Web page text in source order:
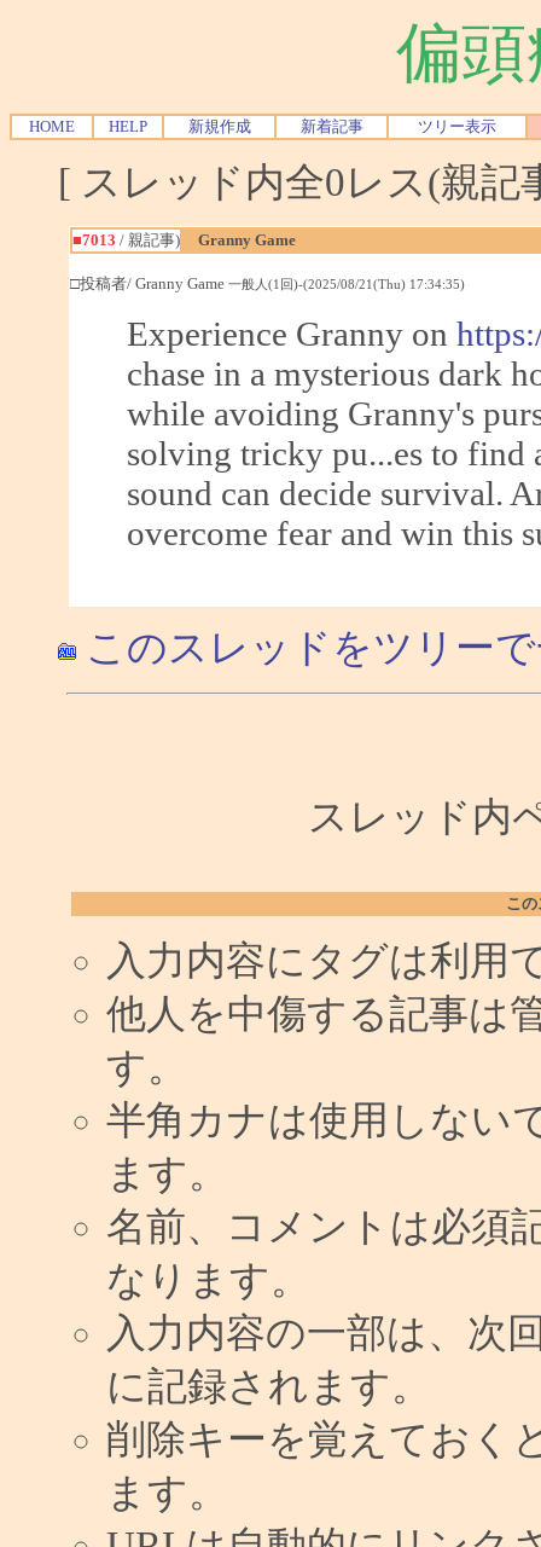
偏
HOME HELP 新規作成 新着記事 ツリー表示
[ スレッド内全0レス(親
■7013 / 親記事) Granny Game
□投稿者/ Granny Game 一般人(1回)-(2025/08/21(Thu) 17:34:35)
Experience Granny on
chase in a mysterious dark
while avoiding Granny's
solving tricky pu...es to find
sound can decide survival.
overcome fear and win this
このスレッドをツリー
スレッド内
こ
入力内容にタグは利用
他人を中傷する記事は
す。
半角カナは使用しない
ます。
名前、コメントは必須
なります。
入力内容の一部は、次
に記録されます。
削除キーを覚えておく
ます。